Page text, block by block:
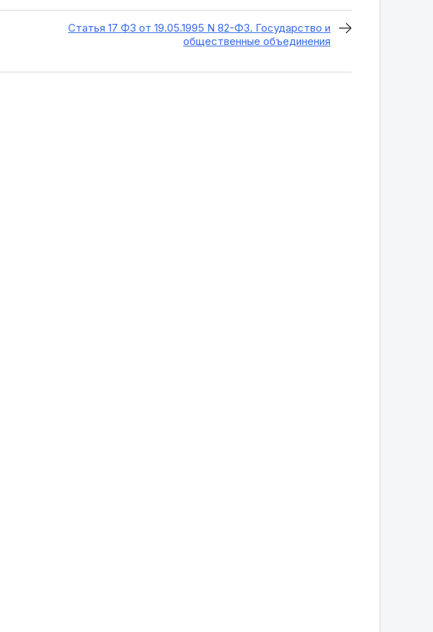
Статья 17 ФЗ от 19.05.1995 N 82-ФЗ. Государство и
общественные объединения